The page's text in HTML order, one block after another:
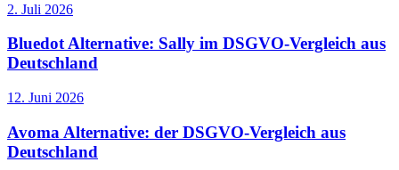
2. Juli 2026
Bluedot Alternative: Sally im DSGVO-Vergleich aus
Deutschland
12. Juni 2026
Avoma Alternative: der DSGVO-Vergleich aus
Deutschland